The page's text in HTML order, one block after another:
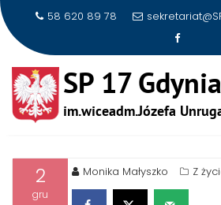
content
58 620 89 78
SZKOLNY KIERMASZ
MIKOŁAJKOWY
2
gru
Monika Małyszko Z